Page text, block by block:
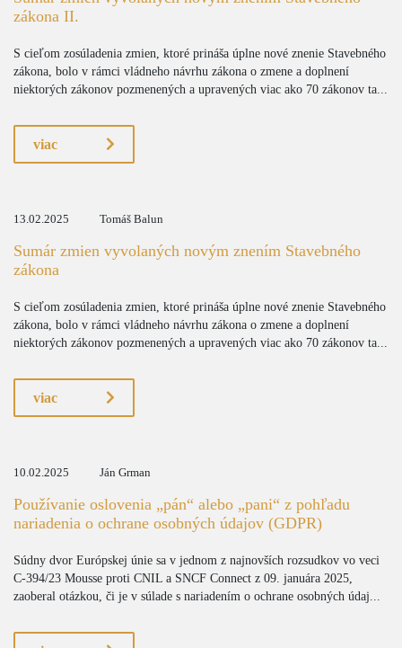
zákona II.
S cieľom zosúladenia zmien, ktoré prináša úplne nové znenie Stavebného
zákona, bolo v rámci vládneho návrhu zákona o zmene a doplnení
niektorých zákonov pozmenených a upravených viac ako 70 zákonov ta...
viac
13.02.2025 Tomáš Balun
Sumár zmien vyvolaných novým znením Stavebného
zákona
S cieľom zosúladenia zmien, ktoré prináša úplne nové znenie Stavebného
zákona, bolo v rámci vládneho návrhu zákona o zmene a doplnení
niektorých zákonov pozmenených a upravených viac ako 70 zákonov ta...
viac
10.02.2025 Ján Grman
Používanie oslovenia „pán“ alebo „pani“ z pohľadu
nariadenia o ochrane osobných údajov (GDPR)
Súdny dvor Európskej únie sa v jednom z najnovších rozsudkov vo veci
C-394/23 Mousse proti CNIL a SNCF Connect z 09. januára 2025,
zaoberal otázkou, či je v súlade s nariadením o ochrane osobných údaj...